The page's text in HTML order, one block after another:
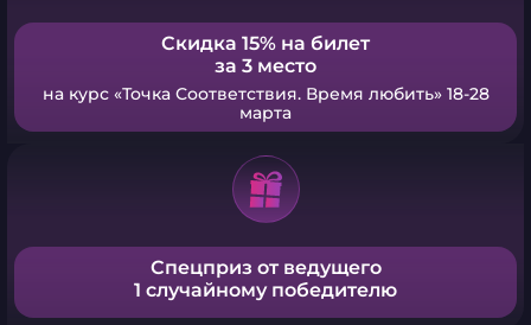
Скидка 15% на билет
за 3 место
на курс «Точка Соответствия. Время любить» 18-28
марта
Спецприз от ведущего
1 случайному победителю